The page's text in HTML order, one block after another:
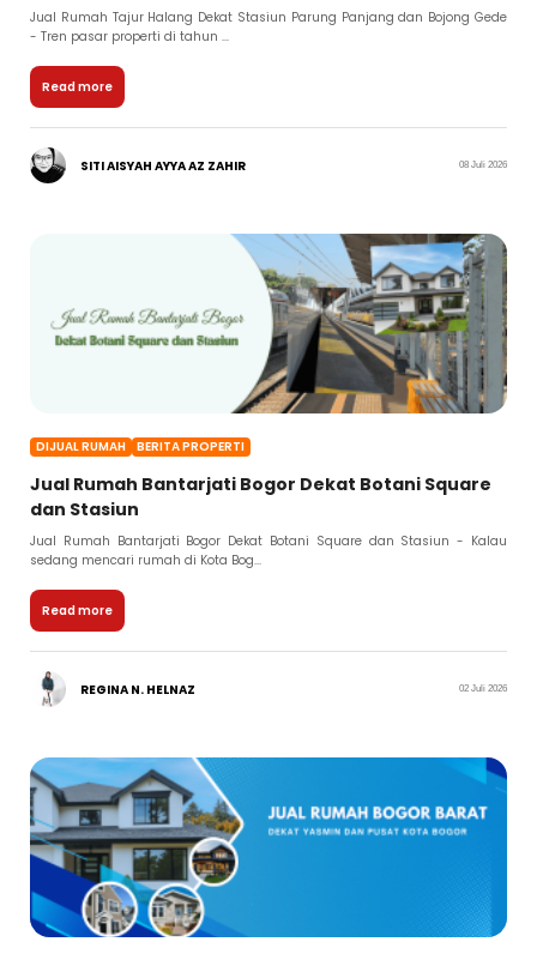
Jual Rumah Tajur Halang Dekat Stasiun Parung Panjang dan Bojong Gede
- Tren pasar properti di tahun ...
Read more
SITI AISYAH AYYA AZ ZAHIR 08 Juli 2026
DIJUAL RUMAH BERITA PROPERTI
Jual Rumah Bantarjati Bogor Dekat Botani Square
dan Stasiun
Jual Rumah Bantarjati Bogor Dekat Botani Square dan Stasiun - Kalau
sedang mencari rumah di Kota Bog...
Read more
REGINA N. HELNAZ 02 Juli 2026